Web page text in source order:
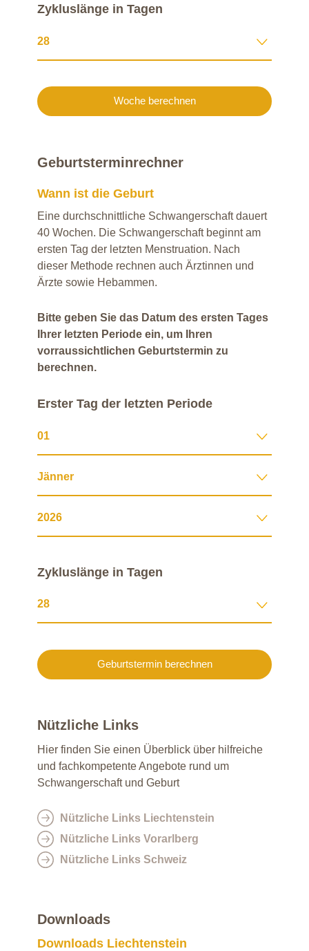
Zykluslänge in Tagen
Woche berechnen
Geburtsterminrechner
Wann ist die Geburt
Eine durchschnittliche Schwangerschaft dauert
40 Wochen. Die Schwangerschaft beginnt am
ersten Tag der letzten Menstruation. Nach
dieser Methode rechnen auch Ärztinnen und
Ärzte sowie Hebammen.
Bitte geben Sie das Datum des ersten Tages
Ihrer letzten Periode ein, um Ihren
vorraussichtlichen Geburtstermin zu
berechnen.
Erster Tag der letzten Periode
Zykluslänge in Tagen
Geburtstermin berechnen
Nützliche Links
Hier finden Sie einen Überblick über hilfreiche
und fachkompetente Angebote rund um
Schwangerschaft und Geburt
Nützliche Links Liechtenstein
Nützliche Links Vorarlberg
Nützliche Links Schweiz
Downloads
Downloads Liechtenstein